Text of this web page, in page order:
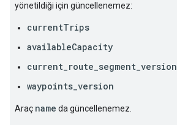
yönetildiği için güncellenemez:
currentTrips
availableCapacity
current_route_segment_version
waypoints_version
Araç name da güncellenemez.